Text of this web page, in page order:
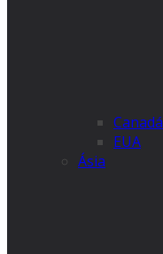
Canadá
EUA
Ásia